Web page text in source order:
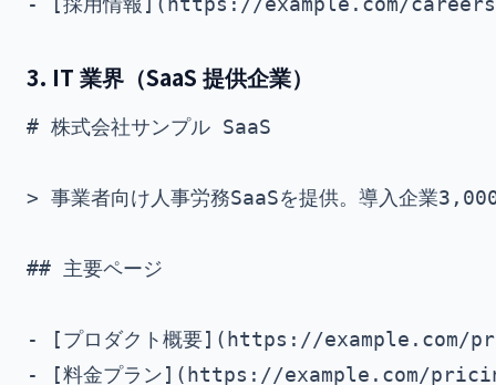
3. IT 業界（SaaS 提供企業）
# 株式会社サンプル SaaS
> 事業者向け人事労務SaaSを提供。導入企業
## 主要ページ
- [プロダクト概要](https://example.com/
- [料金プラン](https://example.com/